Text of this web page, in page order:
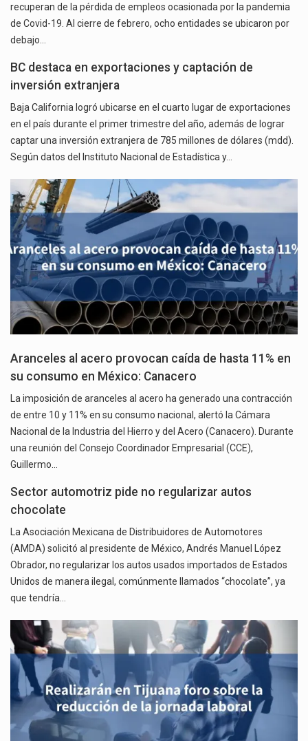
recuperan de la pérdida de empleos ocasionada por la pandemia
de Covid-19. Al cierre de febrero, ocho entidades se ubicaron por
debajo…
BC destaca en exportaciones y captación de
inversión extranjera
Baja California logró ubicarse en el cuarto lugar de exportaciones
en el país durante el primer trimestre del año, además de lograr
captar una inversión extranjera de 785 millones de dólares (mdd).
Según datos del Instituto Nacional de Estadística y…
Aranceles al acero provocan caída de hasta 11% en
su consumo en México: Canacero
La imposición de aranceles al acero ha generado una contracción
de entre 10 y 11% en su consumo nacional, alertó la Cámara
Nacional de la Industria del Hierro y del Acero (Canacero). Durante
una reunión del Consejo Coordinador Empresarial (CCE),
Guillermo…
Sector automotriz pide no regularizar autos
chocolate
La Asociación Mexicana de Distribuidores de Automotores
(AMDA) solicitó al presidente de México, Andrés Manuel López
Obrador, no regularizar los autos usados importados de Estados
Unidos de manera ilegal, comúnmente llamados “chocolate”, ya
que tendría…